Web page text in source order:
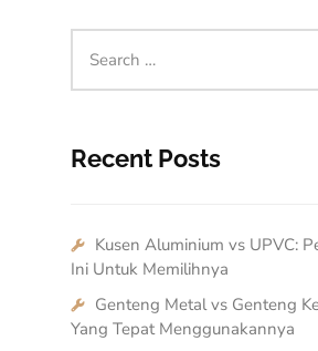
Recent Posts
Kusen Aluminium vs UPVC:
Ini Untuk Memilihnya
Genteng Metal vs Genteng
Yang Tepat Menggunakannya